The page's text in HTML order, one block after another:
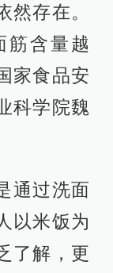
然存在。
筋含量越
家食品安
科学院魏
通过洗面
以米饭为
了解，更